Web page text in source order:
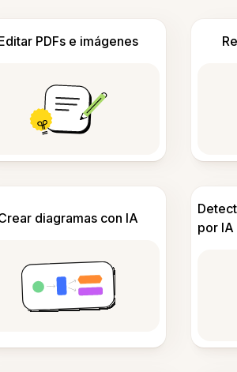
PDFs e imágenes
diagramas con IA
por IA